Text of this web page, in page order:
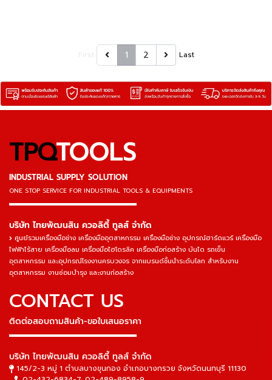
1 2 Last
TPQTOOLS
INDUSTRIAL SUPPLY SOLUTION
ONE STOP SERVICE FOR INDUSTRIAL TOOLS & EQUIPMENTS
▬▬▬▬▬▬▬▬▬▬▬▬▬▬▬
บริษัท ไทยพัฒนสิน ควอลิตี้ ทูลส์ จำกัด
ศูนย์รวมเครื่องมือช่าง เครื่องมืออุตสาหกรรม เครื่องมือช่าง อุปกรณ์ฮาร์ดแวร์ เครื่องมือ
ไฟฟ้าไร้สาย เครื่องมือลม เครื่องมือไฮโดรลิค เครื่องมือก่อสร้าง บันได รถเข็น
อุตสาหกรรม และอุปกรณ์โรงงานครบวงจร จากแบรนด์ชั้นนำระดับโลก สำหรับงาน
อุตสาหกรรม งานซ่อมบำรุง และงานก่อสร้าง
CONTACT US
ติดต่อสอบถามสินค้า-ขอใบเสนอราคา
▬▬▬▬▬▬▬▬▬▬▬▬▬▬▬
บริษัท ไทยพัฒนสิน ควอลิตี้ ทูลส์ จำกัด
145/2-3 หมู่ 1 ตำบลบางขุนกอง อำเภอบางกรวย จังหวัดนนทบุรี 11130